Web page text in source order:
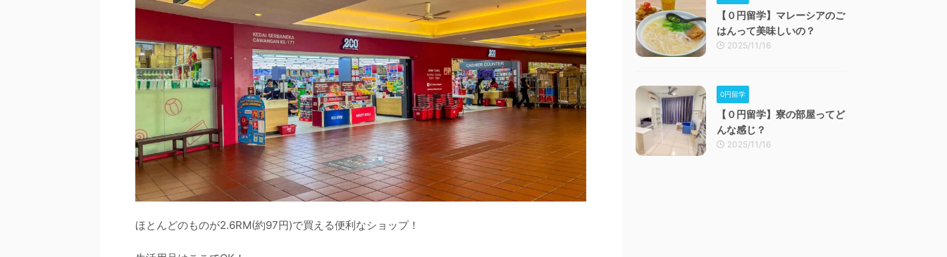
ほとんどのものが2.6RM(約97円)で買える便利なショップ！
【０円留学】マレーシアのご
はんって美味しいの？
2025/11/16
0円留学
【０円留学】寮の部屋ってど
んな感じ？
2025/11/16